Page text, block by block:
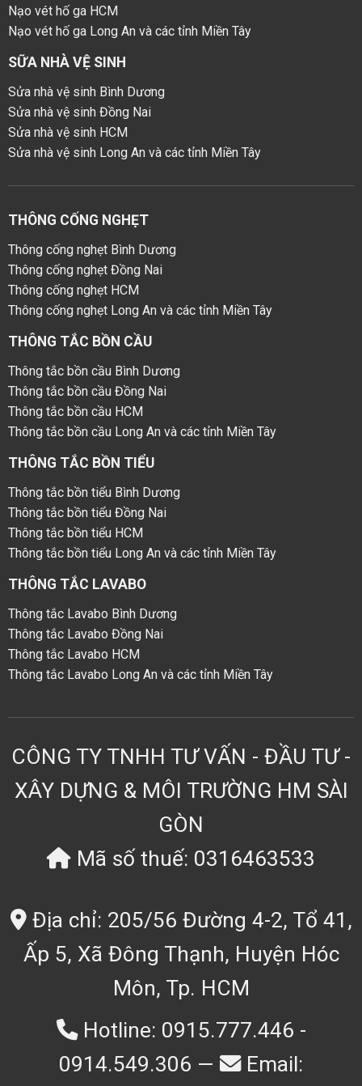
Nạo vét hố ga HCM
Nạo vét hố ga Long An và các tỉnh Miền Tây
SỮA NHÀ VỆ SINH
Sửa nhà vệ sinh Bình Dương
Sửa nhà vệ sinh Đồng Nai
Sửa nhà vệ sinh HCM
Sửa nhà vệ sinh Long An và các tỉnh Miền Tây
THÔNG CỐNG NGHẸT
Thông cống nghẹt Bình Dương
Thông cống nghẹt Đồng Nai
Thông cống nghẹt HCM
Thông cống nghẹt Long An và các tỉnh Miền Tây
THÔNG TẮC BỒN CẦU
Thông tắc bồn cầu Bình Dương
Thông tắc bồn cầu Đồng Nai
Thông tắc bồn cầu HCM
Thông tắc bồn cầu Long An và các tỉnh Miền Tây
THÔNG TẮC BỒN TIỂU
Thông tắc bồn tiểu Bình Dương
Thông tắc bồn tiểu Đồng Nai
Thông tắc bồn tiểu HCM
Thông tắc bồn tiểu Long An và các tỉnh Miền Tây
THÔNG TẮC LAVABO
Thông tắc Lavabo Bình Dương
Thông tắc Lavabo Đồng Nai
Thông tắc Lavabo HCM
Thông tắc Lavabo Long An và các tỉnh Miền Tây
CÔNG TY TNHH TƯ VẤN - ĐẦU TƯ -
XÂY DỰNG & MÔI TRƯỜNG HM SÀI
GÒN
Mã số thuế: 0316463533
Địa chỉ: 205/56 Đường 4-2, Tổ 41,
Ấp 5, Xã Đông Thạnh, Huyện Hóc
Môn, Tp. HCM
Hotline: 0915.777.446 -
0914.549.306 —
Email: